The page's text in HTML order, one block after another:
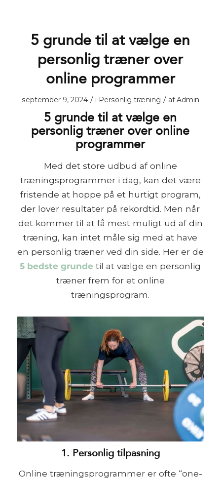
5 grunde til at vælge en
personlig træner over
online programmer
september 9, 2024 / i Personlig træning / afAdmin
5 grunde til at vælge en
personlig træner over online
programmer
Med det store udbud af online
træningsprogrammer i dag, kan det være
fristende at hoppe på et hurtigt program,
der lover resultater på rekordtid. Men når
det kommer til at få mest muligt ud af din
træning, kan intet måle sig med at have
en personlig træner ved din side. Her er de
5 bedste grunde til at vælge en personlig
træner frem for et online
træningsprogram.
1. Personlig tilpasning
Online træningsprogrammer er ofte “one-